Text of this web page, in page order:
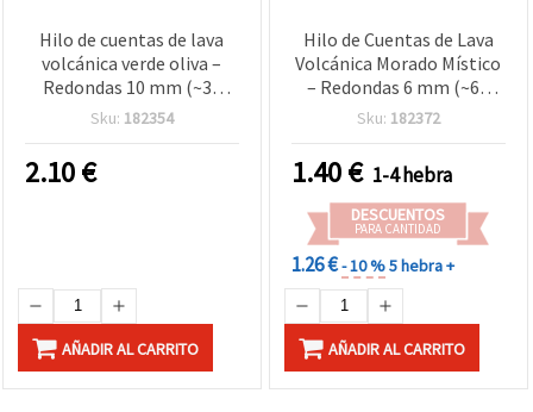
Hilo de cuentas de lava
volcánica verde oliva –
Redondas 10 mm (~39
uds), ideal para bisutería y
estilo natural y efecto
grounding
Sku: 182354
2.10€
AÑADIR AL CARRITO
Hilo de Cuentas de Lava
Volcánica Morado Místico
– Redondas 6 mm (~63
uds), Ideal para Bisutería
DIY, Diseños de Joyería
Únicos y Artísticos
Sku: 182372
1.40€ 1-4 hebra
DESCUENTOS
PARA CANTIDAD
1.26 €- 10 %5 hebra +
AÑADIR AL CARRITO